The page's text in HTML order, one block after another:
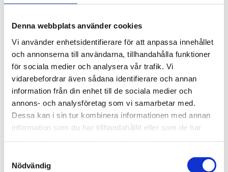
Denna webbplats använder cookies
Vi använder enhetsidentifierare för att anpassa innehållet
och annonserna till användarna, tillhandahålla funktioner
för sociala medier och analysera vår trafik. Vi
vidarebefordrar även sådana identifierare och annan
information från din enhet till de sociala medier och
annons- och analysföretag som vi samarbetar med.
Dessa kan i sin tur kombinera informationen med annan
information som du har tillhandahållit eller som de har
Nödvändig
böstryggen
Buktande disk
Diskarna sitter mellan kotorna och fungerar som
stötdämpare, samt ger möjlighet till rörelse
mellan kotorna. Bakom diskarna löper
ryggmärgen som är omsluten av en hinna,
om detta här